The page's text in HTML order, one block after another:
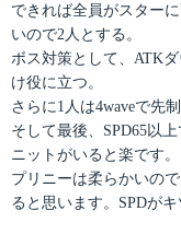
できれば全員がスター
いので2人とする。
ボス対策として、ATK
け役に立つ。
さらに1人は4waveで先
そして最後、SPD65以
ニットがいると楽です。
プリニーは柔らかいの
ると思います。SPDがキ